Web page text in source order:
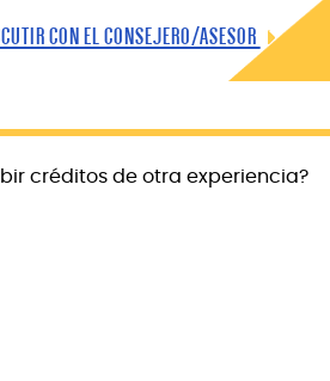
CON EL CONSEJERO/ASESOR
créditos de otra experiencia?